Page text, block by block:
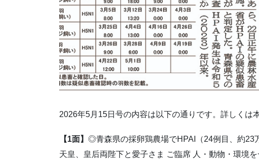
2026年5月15日号の内容は以下の通りです。詳しくは
【1面】 ◎青森県の採卵鶏農場でHPAI（24例目、約23
天皇、皇后両陛下と愛子さま ご臨席 人・動物・環境